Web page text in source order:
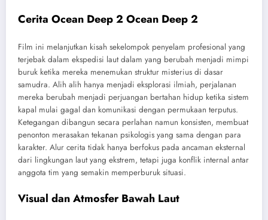
Cerita Ocean Deep 2 Ocean Deep 2
Film ini melanjutkan kisah sekelompok penyelam profesional yang
terjebak dalam ekspedisi laut dalam yang berubah menjadi mimpi
buruk ketika mereka menemukan struktur misterius di dasar
samudra. Alih alih hanya menjadi eksplorasi ilmiah, perjalanan
mereka berubah menjadi perjuangan bertahan hidup ketika sistem
kapal mulai gagal dan komunikasi dengan permukaan terputus.
Ketegangan dibangun secara perlahan namun konsisten, membuat
penonton merasakan tekanan psikologis yang sama dengan para
karakter. Alur cerita tidak hanya berfokus pada ancaman eksternal
dari lingkungan laut yang ekstrem, tetapi juga konflik internal antar
anggota tim yang semakin memperburuk situasi.
Visual dan Atmosfer Bawah Laut